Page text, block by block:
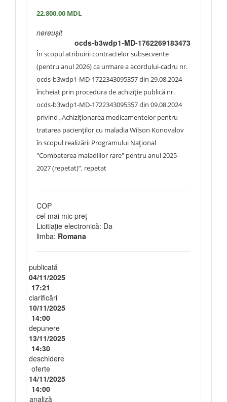
22,800.00 MDL
nereușit
ocds-b3wdp1-MD-1762269183473
În scopul atribuirii contractelor subsecvente
(pentru anul 2026) ca urmare a acordului-cadru nr.
ocds-b3wdp1-MD-1722343095357 din 29.08.2024
încheiat prin procedura de achiziție publică nr.
ocds-b3wdp1-MD-1722343095357 din 09.08.2024
privind „Achiziţionarea medicamentelor pentru
tratarea pacienților cu maladia Wilson Konovalov
în scopul realizării Programului Național
"Combaterea maladiilor rare" pentru anul 2025-
2027 (repetat)”, repetat
COP
cel mai mic preț
Licitiație electronică: Da
limba: Romana
publicată
04/11/2025
17:21
clarificări
10/11/2025
14:00
depunere
13/11/2025
14:30
deschidere
oferte
14/11/2025
14:00
analiză